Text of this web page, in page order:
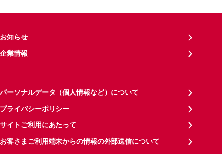
お知らせ
企業情報
パーソナルデータ（個人情報など）について
プライバシーポリシー
サイトご利用にあたって
お客さまご利用端末からの情報の外部送信について